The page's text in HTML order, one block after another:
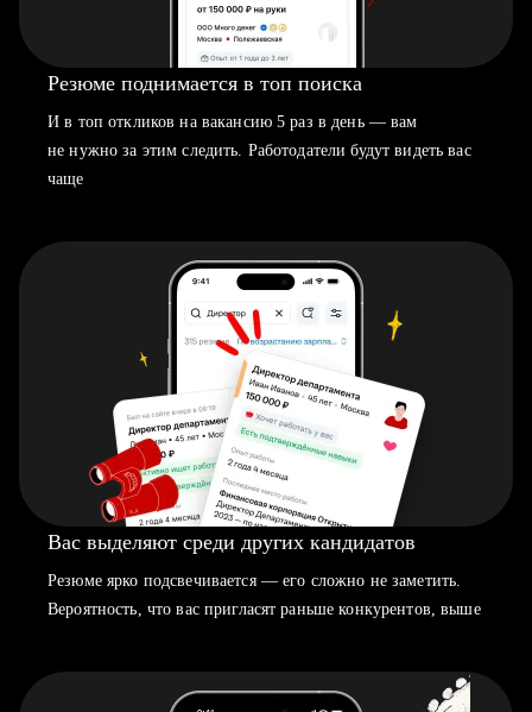
Резюме поднимается в топ поиска
И в топ откликов на вакансию 5 раз в день — вам
не нужно за этим следить. Работодатели будут видеть вас
чаще
Вас выделяют среди других кандидатов
Резюме ярко подсвечивается — его сложно не заметить.
Вероятность, что вас пригласят раньше конкурентов, выше